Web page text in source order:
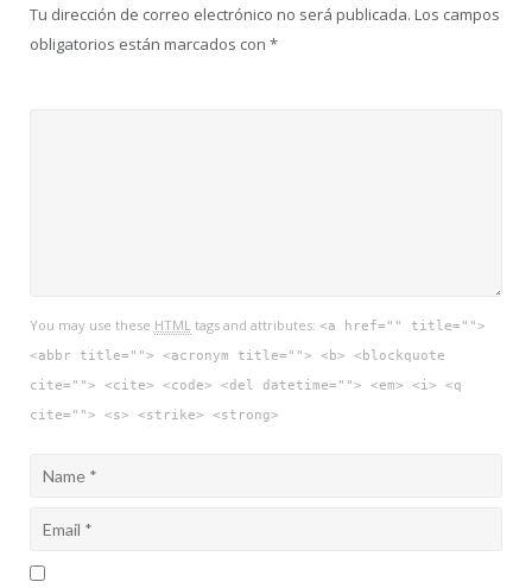
Tu dirección de correo electrónico no será publicada. Los campos
obligatorios están marcados con *
You may use these HTMLtags and attributes: <a href="" title="">
<abbr title=""> <acronym title=""> <b> <blockquote
cite=""> <cite> <code> <del datetime=""> <em> <i> <q
cite=""> <s> <strike> <strong>